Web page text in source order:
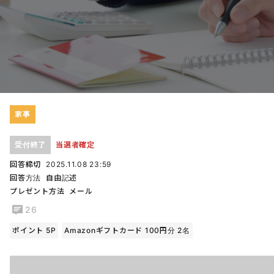
家事
受付終了 当選者確定
回答締切
2025.11.08 23:59
回答方法
自由記述
プレゼント方法
メール
26
ポイント 5P Amazonギフトカード 100円分 2名